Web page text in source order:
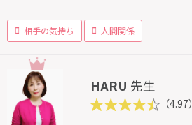
相手の気持ち 人間関係
HARU 先生
（4.97）